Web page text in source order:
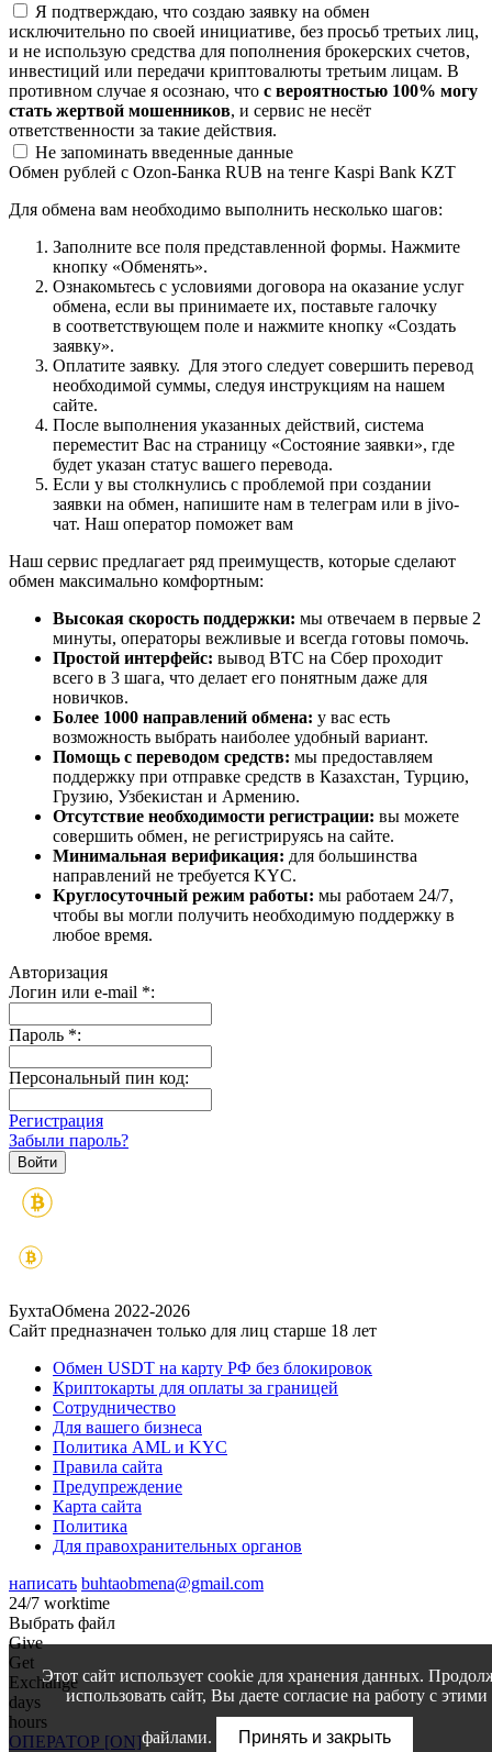
Я подтверждаю, что создаю заявку на обмен
исключительно по своей инициативе, без просьб третьих лиц,
и не использую средства для пополнения брокерских счетов,
инвестиций или передачи криптовалюты третьим лицам. В
противном случае я осознаю, что с вероятностью 100% могу
стать жертвой мошенников, и сервис не несёт
ответственности за такие действия.
Не запоминать введенные данные
Обмен рублей с Ozon-Банка RUB на тенге Kaspi Bank KZT
Для обмена вам необходимо выполнить несколько шагов:
Заполните все поля представленной формы. Нажмите
кнопку «Обменять».
Ознакомьтесь с условиями договора на оказание услуг
обмена, если вы принимаете их, поставьте галочку
в соответствующем поле и нажмите кнопку «Создать
заявку».
Оплатите заявку. Для этого следует совершить перевод
необходимой суммы, следуя инструкциям на нашем
сайте.
После выполнения указанных действий, система
переместит Вас на страницу «Состояние заявки», где
будет указан статус вашего перевода.
Если у вы столкнулись с проблемой при создании
заявки на обмен, напишите нам в телеграм или в jivo-
чат. Наш оператор поможет вам
Наш сервис предлагает ряд преимуществ, которые сделают
обмен максимально комфортным:
Высокая скорость поддержки: мы отвечаем в первые 2
минуты, операторы вежливые и всегда готовы помочь.
Простой интерфейс: вывод BTC на Сбер проходит
всего в 3 шага, что делает его понятным даже для
новичков.
Более 1000 направлений обмена: у вас есть
возможность выбрать наиболее удобный вариант.
Помощь с переводом средств: мы предоставляем
поддержку при отправке средств в Казахстан, Турцию,
Грузию, Узбекистан и Армению.
Отсутствие необходимости регистрации: вы можете
совершить обмен, не регистрируясь на сайте.
Минимальная верификация: для большинства
направлений не требуется KYC.
Круглосуточный режим работы: мы работаем 24/7,
чтобы вы могли получить необходимую поддержку в
любое время.
Авторизация
Логин или e-mail *:
Пароль *:
Персональный пин код:
Регистрация
Забыли пароль?
БухтаОбмена 2022-2026
Сайт предназначен только для лиц старше 18 лет
Обмен USDT на карту РФ без блокировок
Криптокарты для оплаты за границей
Сотрудничество
Для вашего бизнеса
Политика AML и KYC
Правила сайта
Предупреждение
Карта сайта
Политика
Для правохранительных органов
написать buhtaobmena@gmail.com
24/7 worktime
Выбрать файл
Give
Get
Exchange
days
hours
ОПЕРАТОР [ON]
Этот сайт использует cookie для хранения данных.
использовать сайт, Вы даете согласие на работу с этими
файлами. Принять и закрыть